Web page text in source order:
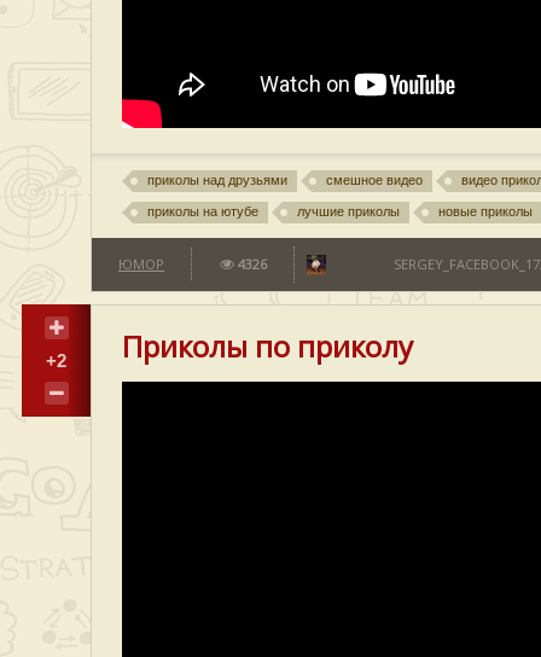
приколы над друзьями смешное видео видео
приколы на ютубе лучшие приколы новые приколы
ЮМОР 4326
+2 Приколы по приколу